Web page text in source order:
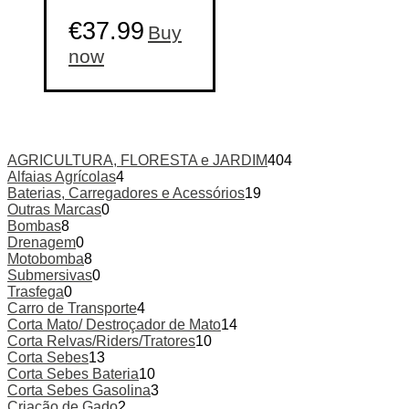
€37.99 Buy
nowThis
product
options
may
be
chosen
on
AGRICULTURA, FLORESTA e JARDIM404
Alfaias Agrícolas4
Baterias, Carregadores e Acessórios19
Outras Marcas0
Bombas8
Drenagem0
Motobomba8
Submersivas0
Trasfega0
Carro de Transporte4
Corta Mato/ Destroçador de Mato14
Corta Relvas/Riders/Tratores10
Corta Sebes13
Corta Sebes Bateria10
Corta Sebes Gasolina3